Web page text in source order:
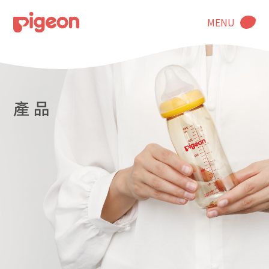
MENU
產 品